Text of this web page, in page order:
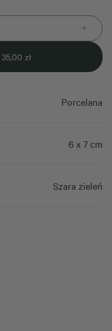
35,00 zł
Porcelana
6 x 7 cm
Szara zieleń